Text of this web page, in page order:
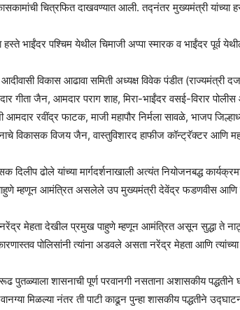
चित्रफित दाखवण्यात आली. तद्नंतर मुख्यमंत्री
हस्ते भाईंदर पश्चिम येथील चिमाजी अप्पा स्मारक व भाईंदर पूर्व
आदीवासी विकास आढावा समिती अध्यक्ष विवेक पंडीत
गीता जैन, आमदार पराग शाह, मिरा-भाईंदर वसई-विरार
रवींद्र फाटक, माजी महापौर निर्मला सावळे, भाजप
विकासक विजय जैन, वास्तुविशारद हाफीज कॉन्ट्रॅक्टर आणि
दिलीप ढोले यांच्या मार्गदर्शनाखाली अत्यंत नियोजनबद्ध
म्हणून आमंत्रित असलेले उप मुख्यमंत्री देवेंद्र फडणवीस आणि
मेहता देखील प्रमुख पाहुणे म्हणून आमंत्रित असून सुद्धा ते
पोलिसांनी त्यांना अडवले असता नरेंद्र मेहता आणि
पुतळ्याला शासनाची पूर्ण परवानगी नसताना अशासकीय
मिळल्या नंतर ती पाटी काढून पुन्हा शासकीय पद्धतीने